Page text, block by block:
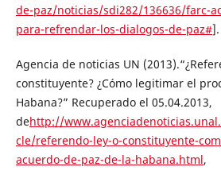
de-paz/noticias/sdi282/136636/farc-
para-refrendar-los-dialogos-de-paz#].
Agencia de noticias UN
constituyente? ¿Cómo legitimar el
Habana?” Recuperado el 05.04.2013,
dehttp://
cle/referendo-ley-o-constituyente-
acuerdo-de-paz-de-la-habana.html,